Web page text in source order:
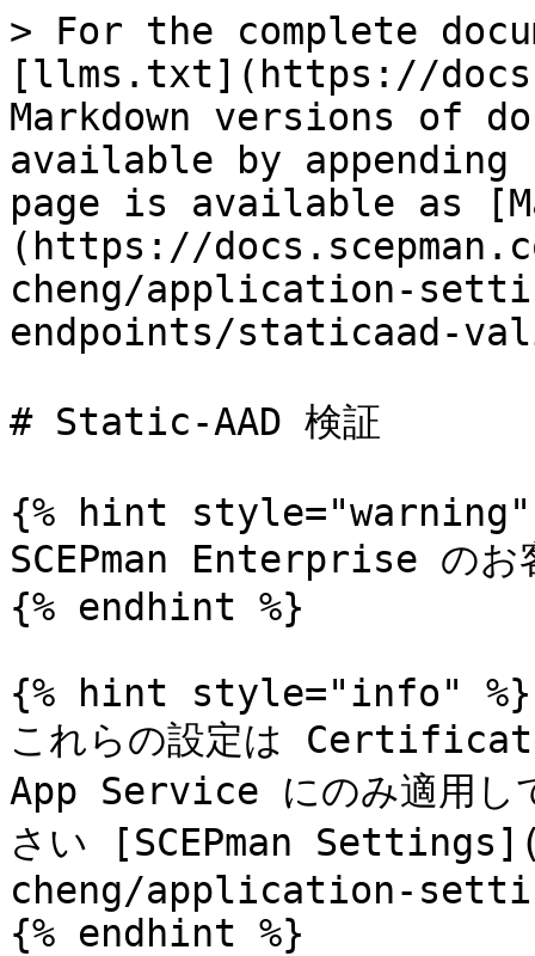
> For the complete
[llms.txt](https://
Markdown versions of
available by
page is available as
(https://
cheng/application-
endpoints/staticaad-
# Static-AAD 検証
{% hint style="warning"
SCEPman Enterprise のお
{% endhint %}
{% hint style="info" %}
これらの設定は
App Service にのみ適用し
さい [SCEPman
cheng/application-
{% endhint %}